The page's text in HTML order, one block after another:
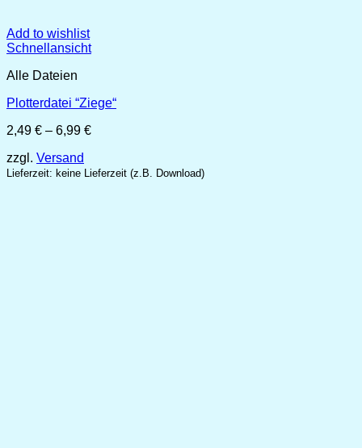
Add to wishlist
Schnellansicht
Alle Dateien
Plotterdatei “Ziege“
2,49 € – 6,99 €Preisspanne:
6,99 €
zzgl. Versand
Lieferzeit: keine Lieferzeit (z.B. Download)